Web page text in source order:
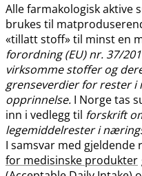
Alle farmakologisk aktive
brukes til
«tillatt stoff» til minst en
forordning (EU) nr. 37/
virksomme stoffer og
grenseverdier for rester
opprinnelse. I Norge tas
inn i vedlegg til forskrift
legemiddelrester i
I samsvar med gjeldende
for medisinske produkter